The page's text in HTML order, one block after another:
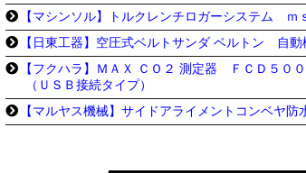
【マシンソル】トルクレンチロガーシステム
【日東工器】空圧式ベルトサンダ ベルトン 自
【フクハラ】ＭＡＸ ＣＯ２ 測定器 ＦＣＤ５０
（ＵＳＢ接続タイプ）
【マルヤス機械】サイドアライメントコンベヤ